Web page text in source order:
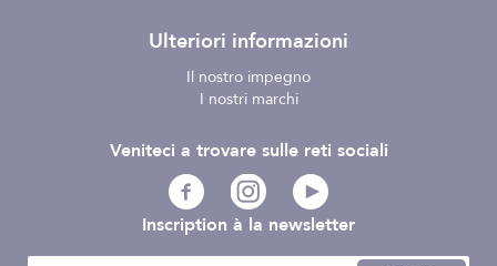
Ulteriori informazioni
Il nostro impegno
I nostri marchi
Inscription à la newsletter
Veniteci a trovare sulle reti sociali